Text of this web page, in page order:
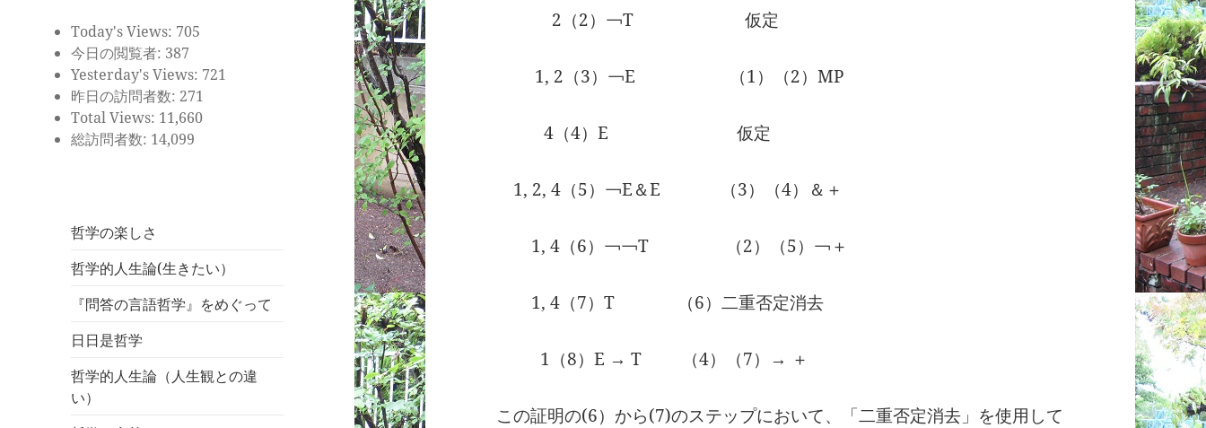
Today's Views: 705
今日の閲覧者: 387
Yesterday's Views: 721
昨日の訪問者数:271
Total Views: 11,660
総訪問者数: 14,099
哲学の楽しさ
哲学的人生論(生きたい）
『問答の言語哲学』をめぐって
日日是哲学
哲学的人生論（人生観との違
い）
2（2）￢T 仮定
1, 2（3）￢E （1）（2）MP
4（4）E 仮定
1, 2, 4（5）￢E＆E （3）（4）＆＋
1, 4（6）￢￢T （2）（5）￢＋
1, 4（7）T （6）二重否定消去
1（8）E → T （4）（7）→ ＋
この証明の(6）から(7)のステップにおいて、「二重否定消去」を使用して